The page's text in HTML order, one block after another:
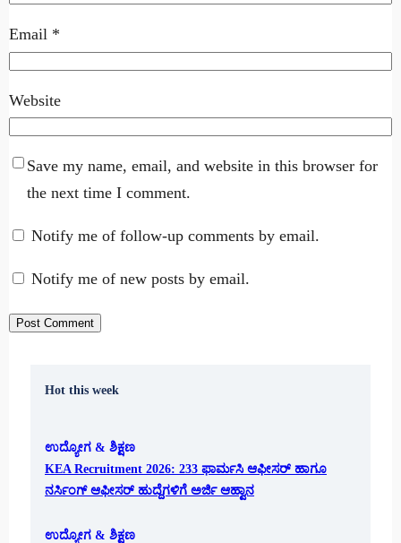
Email *
Website
Save my name, email, and website in this browser for
the next time I comment.
Notify me of follow-up comments by email.
Notify me of new posts by email.
Hot this week
ಉದ್ಯೋಗ & ಶಿಕ್ಷಣ
KEA Recruitment 2026: 233 ಫಾರ್ಮಸಿ ಆಫೀಸರ್ ಹಾಗೂ
ನರ್ಸಿಂಗ್ ಆಫೀಸರ್ ಹುದ್ದೆಗಳಿಗೆ ಅರ್ಜಿ ಆಹ್ವಾನ
ಉದ್ಯೋಗ & ಶಿಕ್ಷಣ